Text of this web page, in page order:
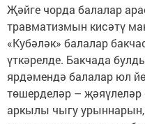
Җәйге чорда балалар
травматизмын кисәтү
«Кубәләк» балалар
үткәрелде. Бакчада
ярдәмендә балалар юл
төшерделәр –
аркылы чыгу